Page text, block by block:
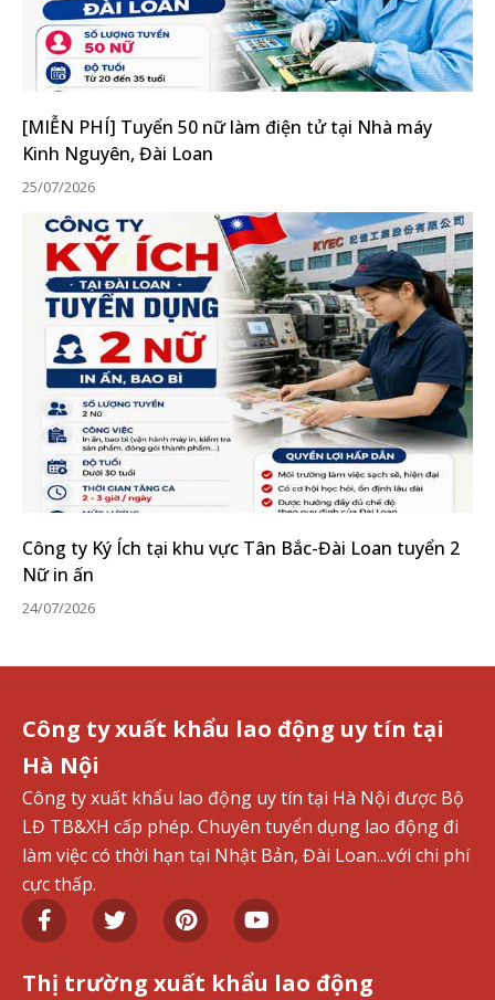
[MIỄN PHÍ] Tuyển 50 nữ làm điện tử tại Nhà máy
Kinh Nguyên, Đài Loan
25/07/2026
Công ty Ký Ích tại khu vực Tân Bắc-Đài Loan tuyển 2
Nữ in ấn
24/07/2026
Công ty xuất khẩu lao động uy tín tại
Hà Nội
Công ty xuất khẩu lao động uy tín tại Hà Nội được Bộ
LĐ TB&XH cấp phép. Chuyên tuyển dụng lao động đi
làm việc có thời hạn tại Nhật Bản, Đài Loan...với chi phí
cực thấp.
Thị trường xuất khẩu lao động